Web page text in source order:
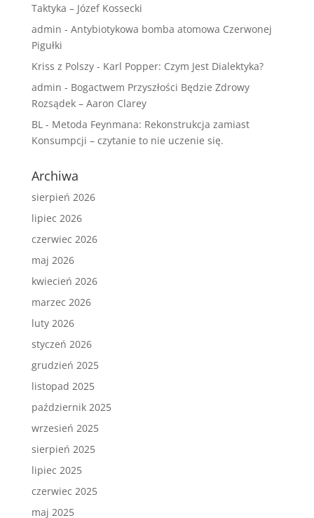
Taktyka – Józef Kossecki
admin - Antybiotykowa bomba atomowa Czerwonej
Pigułki
Kriss z Polszy- Karl Popper: Czym Jest Dialektyka?
admin - Bogactwem Przyszłości Będzie Zdrowy
Rozsądek – Aaron Clarey
BL- Metoda Feynmana: Rekonstrukcja zamiast
Konsumpcji – czytanie to nie uczenie się.
Archiwa
sierpień 2026
lipiec 2026
czerwiec 2026
maj 2026
kwiecień 2026
marzec 2026
luty 2026
styczeń 2026
grudzień 2025
listopad 2025
październik 2025
wrzesień 2025
sierpień 2025
lipiec 2025
czerwiec 2025
maj 2025